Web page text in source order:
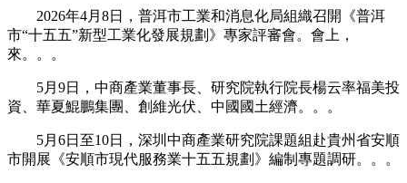
2026年4月8日，普洱市工業和消息化局組織召開《普洱
市“十五五”新型工業化發展規劃》專家評審會。會上，
來。。。
5月9日，中商產業董事長、研究院執行院長楊云率福美投
資、華夏鯤鵬集團、創維光伏、中國國土經濟。。。
5月6日至10日，深圳中商產業研究院課題組赴貴州省安順
市開展《安順市現代服務業十五五規劃》編制專題調研。。。